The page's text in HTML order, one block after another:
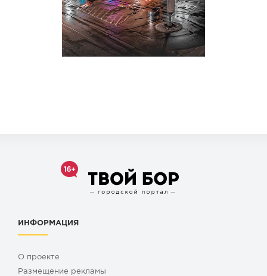
ИНФОРМАЦИЯ
О проекте
Размещение рекламы